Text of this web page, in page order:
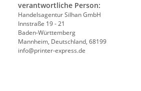
verantwortliche Person:
Handelsagentur Silhan GmbH
Innstraße 19 - 21
Baden-Württemberg
Mannheim, Deutschland, 68199
info@printer-express.de